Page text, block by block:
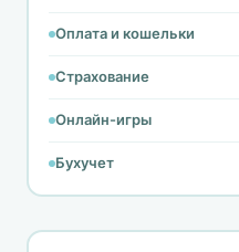
Оплата и кошельки
Страхование
Онлайн-игры
Бухучет